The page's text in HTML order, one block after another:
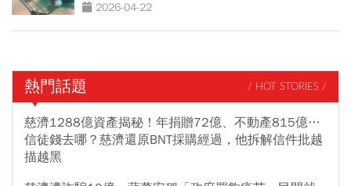
2026-04-22
熱門話題 / HOT STORIES /
慈濟1288億資產揭秘！年捐贈72億、不動產815億…
信徒錢去哪？慈濟還原BNT採購經過，他拆解信件批越
描越黑